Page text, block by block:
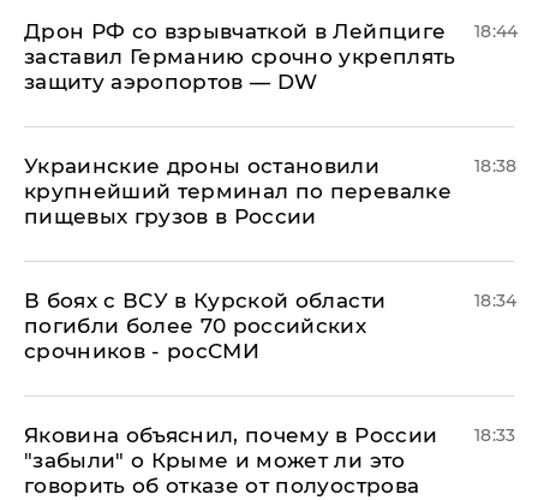
​Дрон РФ со взрывчаткой в Лейпциге
заставил Германию срочно укреплять
защиту аэропортов — DW
18:44
Украинские дроны остановили
крупнейший терминал по перевалке
пищевых грузов в России
18:38
В боях с ВСУ в Курской области
погибли более 70 российских
срочников - росСМИ
18:34
Яковина объяснил, почему в России
"забыли" о Крыме и может ли это
говорить об отказе от полуострова
18:33